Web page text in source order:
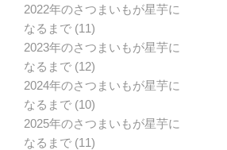
2022年のさつまいもが星芋に
なるまで (11)
2023年のさつまいもが星芋に
なるまで (12)
2024年のさつまいもが星芋に
なるまで (10)
2025年のさつまいもが星芋に
なるまで (11)